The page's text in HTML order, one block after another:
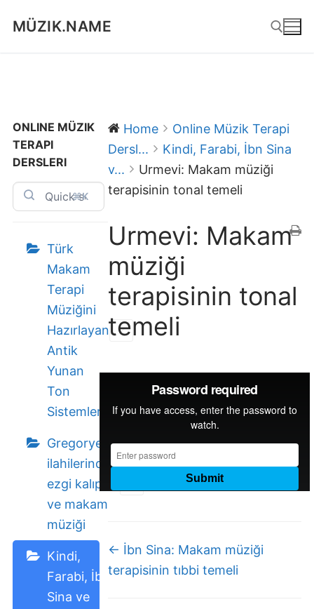
MÜZIK.NAME
ONLINE MÜZIK
TERAPI
DERSLERI
⌘K
Türk
Makam
Terapi
Müziğini
Hazırlayan
Antik
Yunan
Ton
Sistemleri
Gregoryen
ilahilerindeki
ezgi kalıpları
ve makam
müziği
Kindi,
Farabi, İbn
Sina ve
Home
Online Müzik Terapi
Dersl...
Kindi, Farabi, İbn Sina
v...
Urmevi: Makam müziği
terapisinin tonal temeli
Urmevi: Makam
müziği
terapisinin tonal
temeli
Doc
navigation
← İbn Sina: Makam müziği
terapisinin tıbbi temeli